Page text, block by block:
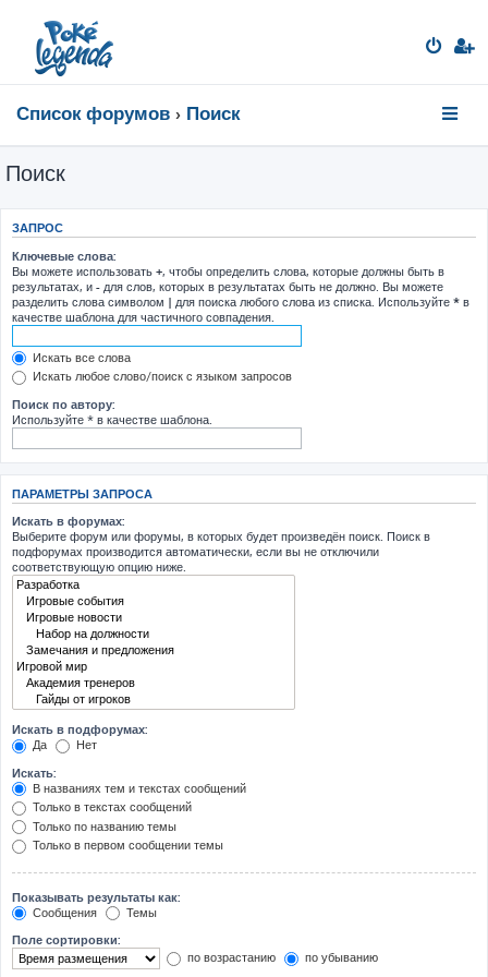
Список форумов Поиск
Поиск
ЗАПРОС
Ключевые слова:
Вы можете использовать +, чтобы определить слова, которые должны быть в
результатах, и - для слов, которых в результатах быть не должно. Вы можете
разделить слова символом | для поиска любого слова из списка. Используйте * в
качестве шаблона для частичного совпадения.
Искать все слова
Искать любое слово/поиск с языком запросов
Поиск по автору:
Используйте * в качестве шаблона.
ПАРАМЕТРЫ ЗАПРОСА
Искать в форумах:
Выберите форум или форумы, в которых будет произведён поиск. Поиск в
подфорумах производится автоматически, если вы не отключили
соответствующую опцию ниже.
Искать в подфорумах:
Да
Нет
Искать:
В названиях тем и текстах сообщений
Только в текстах сообщений
Только по названию темы
Только в первом сообщении темы
Показывать результаты как:
Сообщения
Темы
Поле сортировки:
по возрастанию
по убыванию